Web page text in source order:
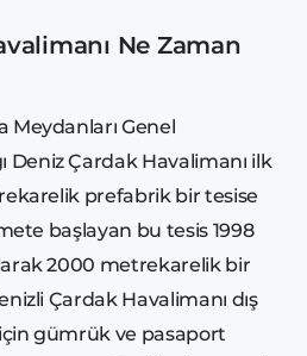
Ne Zaman
Meydanları Genel
Deniz Çardak Havalimanı ilk
prefabrik bir tesise
başlayan bu tesis 1998
2000 metrekarelik bir
Çardak Havalimanı dış
için gümrük ve pasaport